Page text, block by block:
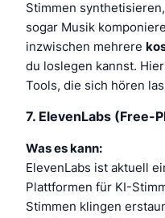
Stimmen
sogar Musik
inzwischen mehrere
du loslegen kannst.
Tools, die sich hören
7. ElevenLabs (Free-
Was es kann:
ElevenLabs ist aktuell
Plattformen für KI-
Stimmen klingen